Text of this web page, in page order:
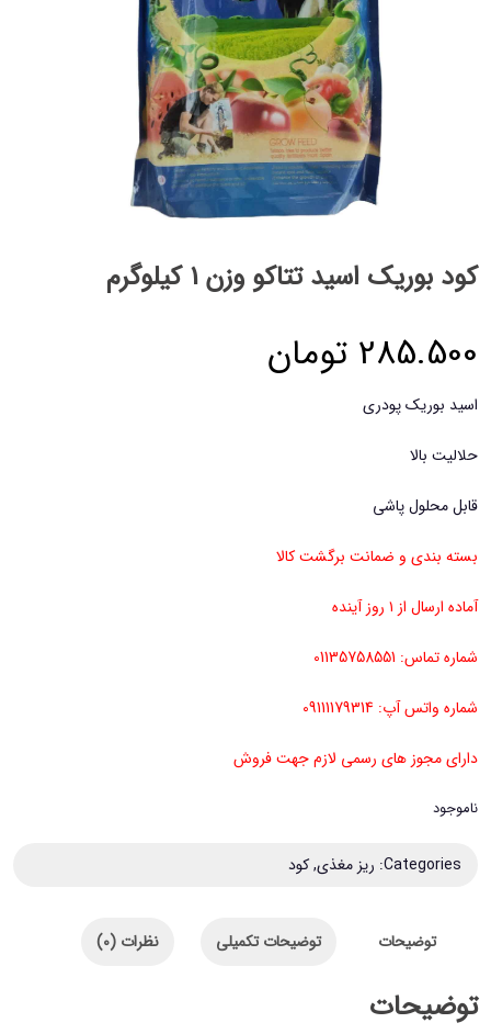
کود بوریک اسید تتاکو وزن 1 کیلوگرم
285.500 تومان
اسید بوریک پودری
حلالیت بالا
قابل محلول پاشی
بسته بندی و ضمانت برگشت کالا
آماده ارسال از ۱ روز آینده
شماره تماس: 01135758551
شماره واتس آپ: 09111179314
دارای مجوز های رسمی لازم جهت فروش
ناموجود
Categories: ریز مغذی,کود
توضیحات توضیحات تکمیلی نظرات (0)
توضیحات